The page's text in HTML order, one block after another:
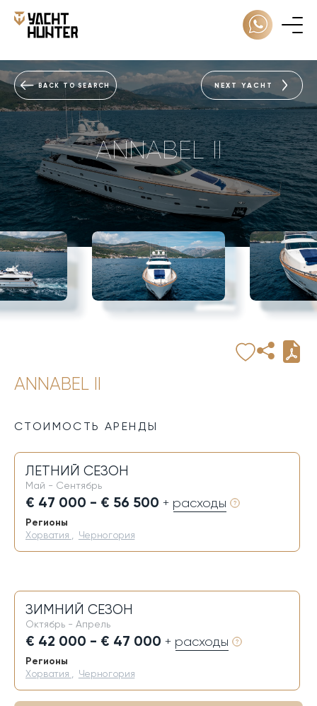
BACK TO SEARCH NEXT YACHT
ANNABEL II
ANNABEL II
СТОИМОСТЬ АРЕНДЫ
ЛЕТНИЙ СЕЗОН
Май - Сентябрь
€ 47 000 - € 56 500 + расходы
Регионы
Хорватия Черногория
ЗИМНИЙ СЕЗОН
Октябрь - Апрель
€ 42 000 - € 47 000 + расходы
Регионы
Хорватия Черногория